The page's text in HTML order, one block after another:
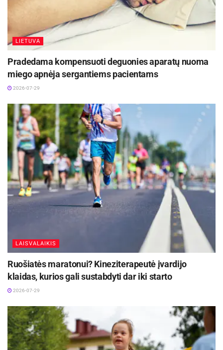
LIETUVA
Pradedama kompensuoti deguonies aparatų nuoma
miego apnėja sergantiems pacientams
2026-07-29
LAISVALAIKIS
Ruošiatės maratonui? Kineziterapeutė įvardijo
klaidas, kurios gali sustabdyti dar iki starto
2026-07-29